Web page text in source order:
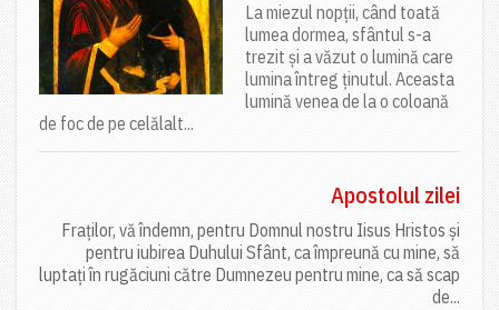
La miezul nopții, când toată
lumea dormea, sfântul s-a
trezit și a văzut o lumină care
lumina întreg ținutul. Aceasta
lumină venea de la o coloană
de foc de pe celălalt...
Apostolul zilei
Fraților, vă îndemn, pentru Domnul nostru Iisus Hristos și
pentru iubirea Duhului Sfânt, ca împreună cu mine, să
luptați în rugăciuni către Dumnezeu pentru mine, ca să scap
de...